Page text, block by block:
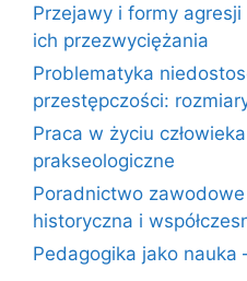
Przejawy i formy
ich przezwyciężania
Problematyka
przestępczości:
Praca w życiu
prakseologiczne
Poradnictwo
historyczna i
Pedagogika jako